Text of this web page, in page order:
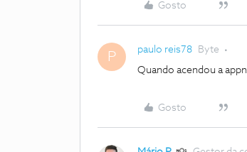
Gosto
P paulo reis78 Byte
Quando acendou a
Gosto